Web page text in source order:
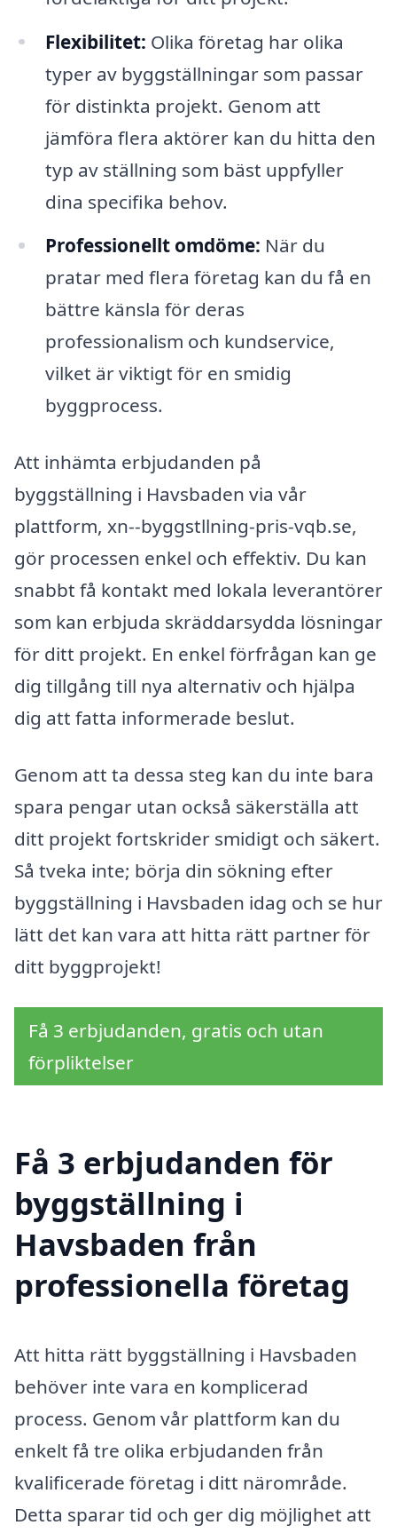
Flexibilitet: Olika företag har olika
typer av byggställningar som passar
för distinkta projekt. Genom att
jämföra flera aktörer kan du hitta den
typ av ställning som bäst uppfyller
dina specifika behov.
Professionellt omdöme: När du
pratar med flera företag kan du få en
bättre känsla för deras
professionalism och kundservice,
vilket är viktigt för en smidig
byggprocess.
Att inhämta erbjudanden på
byggställning i Havsbaden via vår
plattform, xn--byggstllning-pris-vqb.se,
gör processen enkel och effektiv. Du kan
snabbt få kontakt med lokala leverantörer
som kan erbjuda skräddarsydda lösningar
för ditt projekt. En enkel förfrågan kan ge
dig tillgång till nya alternativ och hjälpa
dig att fatta informerade beslut.
Genom att ta dessa steg kan du inte bara
spara pengar utan också säkerställa att
ditt projekt fortskrider smidigt och säkert.
Så tveka inte; börja din sökning efter
byggställning i Havsbaden idag och se hur
lätt det kan vara att hitta rätt partner för
ditt byggprojekt!
Få 3 erbjudanden, gratis och utan
förpliktelser
Få 3 erbjudanden för
byggställning i
Havsbaden från
professionella företag
Att hitta rätt byggställning i Havsbaden
behöver inte vara en komplicerad
process. Genom vår plattform kan du
enkelt få tre olika erbjudanden från
kvalificerade företag i ditt närområde.
Detta sparar tid och ger dig möjlighet att